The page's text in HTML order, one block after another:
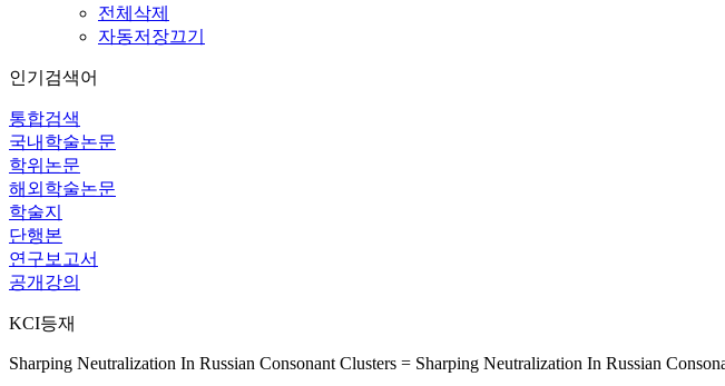
전체삭제
자동저장끄기
인기검색어
통합검색
국내학술논문
학위논문
해외학술논문
학술지
단행본
연구보고서
공개강의
KCI등재
Sharping Neutralization In Russian Consonant Clusters = Sharping Neutralization In Russian